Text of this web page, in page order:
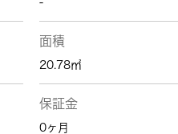
-
面積
20.78㎡
保証金
0ヶ月